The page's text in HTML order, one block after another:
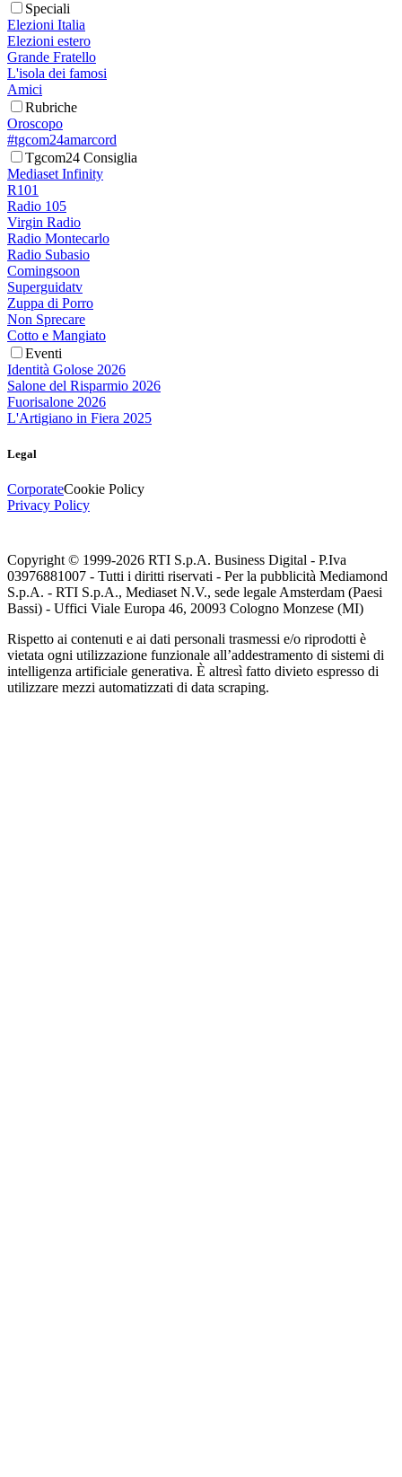
Speciali
Elezioni Italia
Elezioni estero
Grande Fratello
L'isola dei famosi
Amici
Rubriche
Oroscopo
#tgcom24amarcord
Tgcom24 Consiglia
Mediaset Infinity
R101
Radio 105
Virgin Radio
Radio Montecarlo
Radio Subasio
Comingsoon
Superguidatv
Zuppa di Porro
Non Sprecare
Cotto e Mangiato
Eventi
Identità Golose 2026
Salone del Risparmio 2026
Fuorisalone 2026
L'Artigiano in Fiera 2025
Legal
CorporateCookie Policy
Privacy Policy
Copyright © 1999-2026 RTI S.p.A. Business Digital - P.Iva
03976881007 - Tutti i diritti riservati - Per la pubblicità Mediamond
S.p.A. - RTI S.p.A., Mediaset N.V., sede legale Amsterdam (Paesi
Bassi) - Uffici Viale Europa 46, 20093 Cologno Monzese (MI)
Rispetto ai contenuti e ai dati personali trasmessi e/o riprodotti è
vietata ogni utilizzazione funzionale all’addestramento di sistemi di
intelligenza artificiale generativa. È altresì fatto divieto espresso di
utilizzare mezzi automatizzati di data scraping.